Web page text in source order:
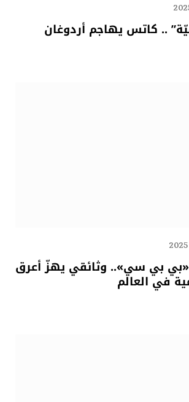
.. كاتس يهاجم أردوغان
بي سي».. وثائقي يهزّ أعرق
في العالم